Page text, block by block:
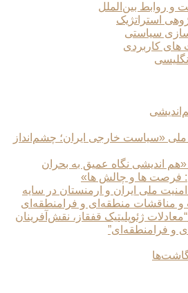
روابط بین‌الملل
استراتژیک
سیاستی
های کاربردی
«سیاست خارجی ایران؛ چشم‌انداز
اندیشی نگاه عمیق به بحران
فرصت ها و چالش ها»
ملی ایران و ارمنستان در سایه
و مناقشات منطقه‌ای و فرامنطقه‌ای
ژئوپلیتیک قفقاز، نقش‌آفرینان
و فرامنطقه‌ای”